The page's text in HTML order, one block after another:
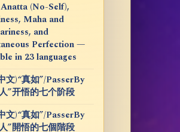
(No-Self),
Maha and
and
Perfection —
in 23 languages
文)“真如”/PasserBy
”开悟的七个阶段
文)“真如”/PasserBy
”開悟的七個階段